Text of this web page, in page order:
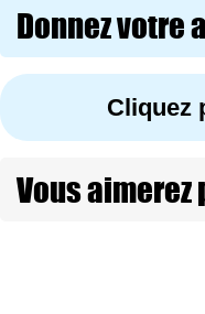
Donnez votre
Cliquez
Vous